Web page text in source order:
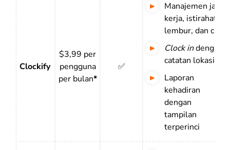
Clockify
$3,99 per
pengguna
per bulan*
✅
Manajemen jam
kerja, istirahat,
lembur, dan cuti
Clock indengan
catatan lokasi
Laporan
kehadiran
dengan
tampilan
terperinci